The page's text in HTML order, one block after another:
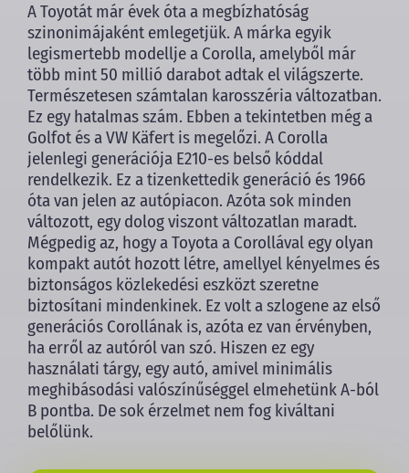
A Toyotát már évek óta a megbízhatóság
szinonimájaként emlegetjük. A márka egyik
legismertebb modellje a Corolla, amelyből már
több mint 50 millió darabot adtak el világszerte.
Természetesen számtalan karosszéria változatban.
Ez egy hatalmas szám. Ebben a tekintetben még a
Golfot és a VW Käfert is megelőzi. A Corolla
jelenlegi generációja E210-es belső kóddal
rendelkezik. Ez a tizenkettedik generáció és 1966
óta van jelen az autópiacon. Azóta sok minden
változott, egy dolog viszont változatlan maradt.
Mégpedig az, hogy a Toyota a Corollával egy olyan
kompakt autót hozott létre, amellyel kényelmes és
biztonságos közlekedési eszközt szeretne
biztosítani mindenkinek. Ez volt a szlogene az első
generációs Corollának is, azóta ez van érvényben,
ha erről az autóról van szó. Hiszen ez egy
használati tárgy, egy autó, amivel minimális
meghibásodási valószínűséggel elmehetünk A-ból
B pontba. De sok érzelmet nem fog kiváltani
belőlünk.